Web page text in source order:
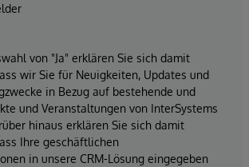
von "Ja" erklären Sie sich damit
wir Sie für Neuigkeiten, Updates und
in Bezug auf bestehende und
und Veranstaltungen von InterSystems
hinaus erklären Sie sich damit
Ihre geschäftlichen
in unsere CRM-Lösung eingegeben